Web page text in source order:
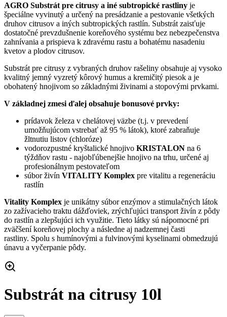
AGRO Substrát pre citrusy a iné subtropické rastliny je
špeciálne vyvinutý a určený na presádzanie a pestovanie všetkých
druhov citrusov a iných subtropických rastlín. Substrát zaisťuje
dostatočné prevzdušnenie koreňového systému bez nebezpečenstva
zahnívania a prispieva k zdravému rastu a bohatému nasadeniu
kvetov a plodov citrusov.
Substrát pre citrusy z vybraných druhov rašeliny obsahuje aj vysoko
kvalitný jemný vyzretý kôrový humus a kremičitý piesok a je
obohatený hnojivom so základnými živinami a stopovými prvkami.
V základnej zmesi ďalej obsahuje bonusové prvky:
prídavok železa v chelátovej väzbe (t.j. v prevedení
umožňujúcom vstrebať až 95 % látok), ktoré zabraňuje
žltnutiu listov (chloróze)
vodorozpustné kryštalické hnojivo KRISTALON na 6
týždňov rastu - najobľúbenejšie hnojivo na trhu, určené aj
profesionálnym pestovateľom
súbor živín VITALITY Komplex pre vitalitu a regeneráciu
rastlín
Vitality Komplex je unikátny súbor enzýmov a stimulačných látok
zo zažívacieho traktu dážďoviek, zrýchľujúci transport živín z pôdy
do rastlín a zlepšujúci ich využitie. Tieto látky sú nápomocné pri
zväčšení koreňovej plochy a následne aj nadzemnej časti
rastliny. Spolu s humínovými a fulvinovými kyselinami obmedzujú
únavu a vyčerpanie pôdy.
Substrát na citrusy 10l